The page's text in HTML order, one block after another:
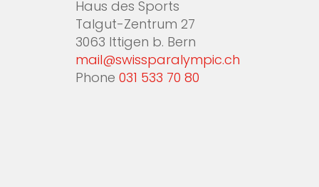
Haus des Sports
Talgut-Zentrum 27
3063 Ittigen b. Bern
mail@swissparalympic.ch
Phone 031 533 70 80